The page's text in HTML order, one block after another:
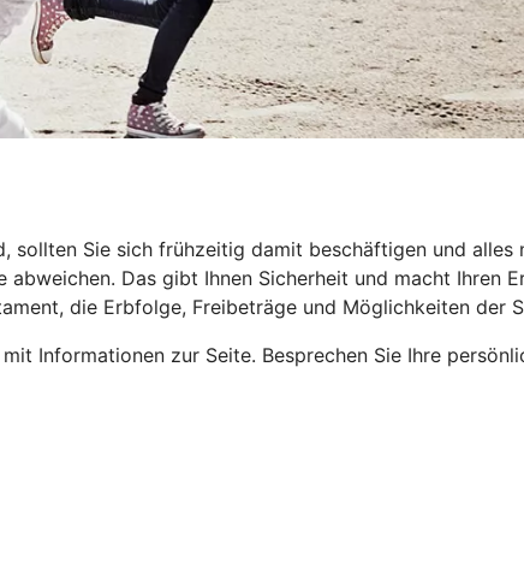
sollten Sie sich frühzeitig damit beschäftigen und
Das gibt Ihnen Sicherheit und macht Ihren
die Erbfolge, Freibeträge und Möglichkeiten der
Informationen zur Seite. Besprechen Sie Ihre